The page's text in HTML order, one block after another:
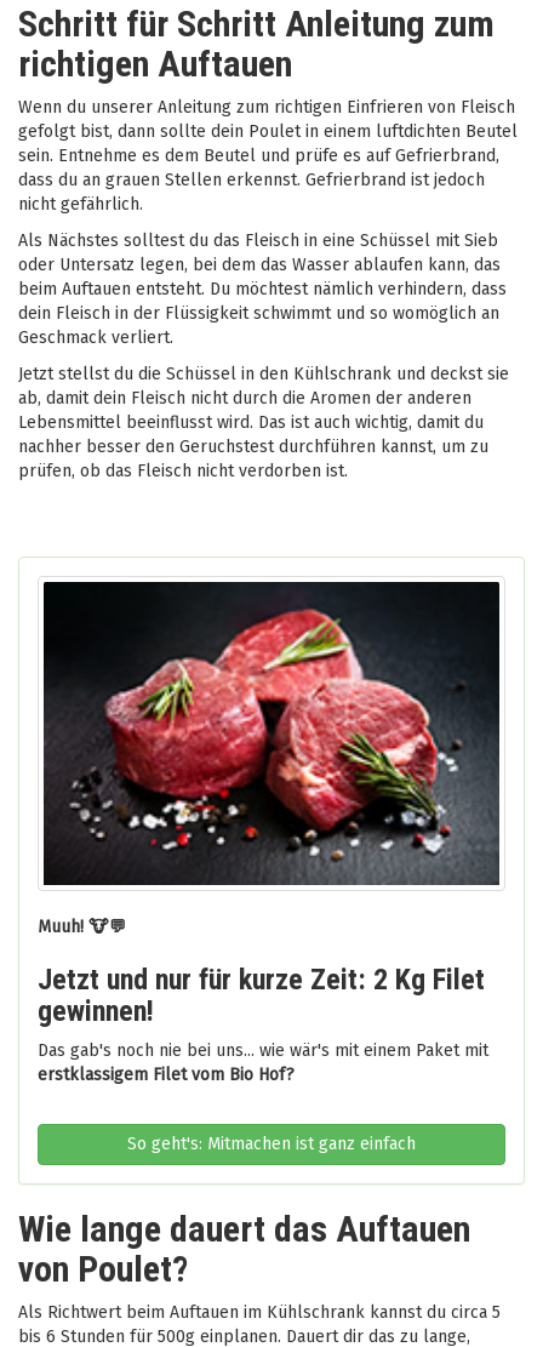
Schritt für Schritt Anleitung zum
richtigen Auftauen
Wenn du unserer Anleitung zum richtigen Einfrieren von Fleisch
gefolgt bist, dann sollte dein Poulet in einem luftdichten Beutel
sein. Entnehme es dem Beutel und prüfe es auf Gefrierbrand,
dass du an grauen Stellen erkennst. Gefrierbrand ist jedoch
nicht gefährlich.
Als Nächstes solltest du das Fleisch in eine Schüssel mit Sieb
oder Untersatz legen, bei dem das Wasser ablaufen kann, das
beim Auftauen entsteht. Du möchtest nämlich verhindern, dass
dein Fleisch in der Flüssigkeit schwimmt und so womöglich an
Geschmack verliert.
Jetzt stellst du die Schüssel in den Kühlschrank und deckst sie
ab, damit dein Fleisch nicht durch die Aromen der anderen
Lebensmittel beeinflusst wird. Das ist auch wichtig, damit du
nachher besser den Geruchstest durchführen kannst, um zu
prüfen, ob das Fleisch nicht verdorben ist.
Muuh! 🐮💬
Jetzt und nur für kurze Zeit: 2 Kg Filet
gewinnen!
Das gab's noch nie bei uns... wie wär's mit einem Paket mit
erstklassigem Filet vom Bio Hof?
So geht's: Mitmachen ist ganz einfach
Wie lange dauert das Auftauen
von Poulet?
Als Richtwert beim Auftauen im Kühlschrank kannst du circa 5
bis 6 Stunden für 500g einplanen. Dauert dir das zu lange,